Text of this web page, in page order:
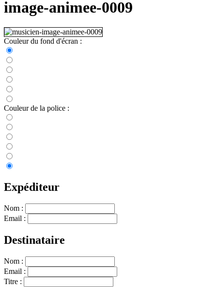
image-animee-0009
Couleur du fond d'écran :
Couleur de la police :
Expéditeur
Nom :
Email :
Destinataire
Nom :
Email :
Titre :